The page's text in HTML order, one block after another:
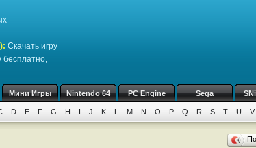
: Скачать игру
бесплатно,
Мини Игры Nintendo 64 PC Engine Sega
D E F G H I J K L M N O P Q R S T U V